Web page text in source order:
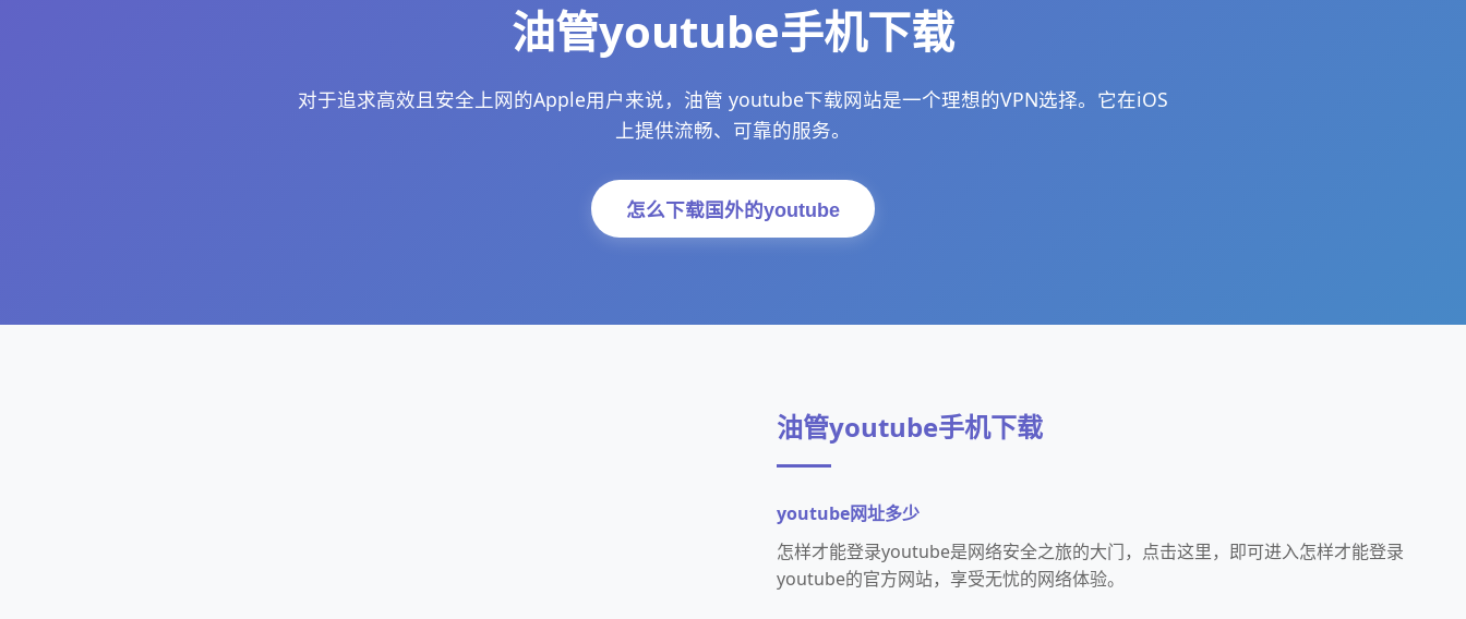
油管youtube手机下载
对于追求高效且安全上网的Apple用户来说，油管 youtube下载网站是一个理想的VPN选择。它在iOS
上提供流畅、可靠的服务。
怎么下载国外的youtube
油管youtube手机下载
youtube网址多少
怎样才能登录youtube是网络安全之旅的大门，点击这里，即可进入怎样才能登录
youtube的官方网站，享受无忧的网络体验。